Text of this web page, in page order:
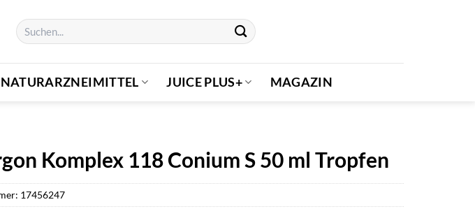
Suchen
nach:
NATURARZNEIMITTEL JUICE PLUS+ MAGAZIN
Komplex 118 Conium S 50 ml Tropfen
17456247